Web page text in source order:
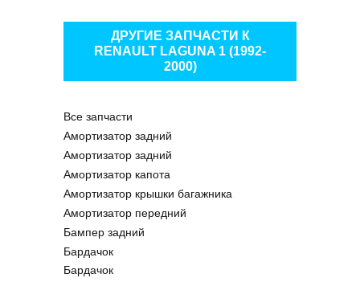
ДРУГИЕ ЗАПЧАСТИ К
RENAULT LAGUNA 1 (1992-
2000)
Все запчасти
Амортизатор задний
Амортизатор задний
Амортизатор капота
Амортизатор крышки багажника
Амортизатор передний
Бампер задний
Бардачок
Бардачок